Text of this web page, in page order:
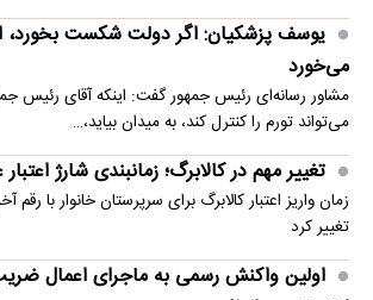
یوسف پزشکیان: اگر دولت شکست
می‌خورد
مشاور رسانه‌ای رئیس جمهور گفت: اینکه آقای رئیس
می‌تواند تورم را کنترل کند، به میدان بیاید،…
تغییر مهم در کالابرگ؛ زمانبندی‌ شارژ
زمان واریز اعتبار کالابرگ برای سرپرستان خانوار با رقم
تغییر کرد